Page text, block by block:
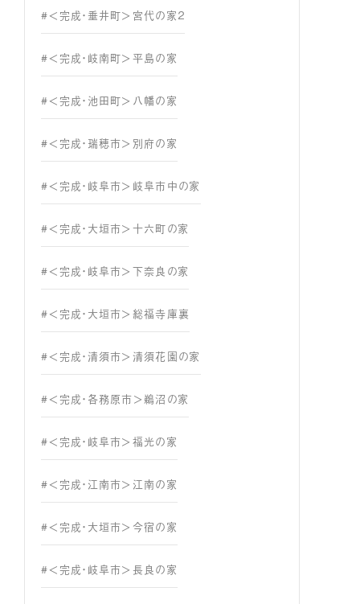
#＜完成・垂井町＞宮代の家２
#＜完成・岐南町＞平島の家
#＜完成・池田町＞八幡の家
#＜完成・瑞穂市＞別府の家
#＜完成・岐阜市＞岐阜市中の家
#＜完成・大垣市＞十六町の家
#＜完成・岐阜市＞下奈良の家
#＜完成・大垣市＞総福寺庫裏
#＜完成・清須市＞清須花園の家
#＜完成・各務原市＞鵜沼の家
#＜完成・岐阜市＞福光の家
#＜完成・江南市＞江南の家
#＜完成・大垣市＞今宿の家
#＜完成・岐阜市＞長良の家